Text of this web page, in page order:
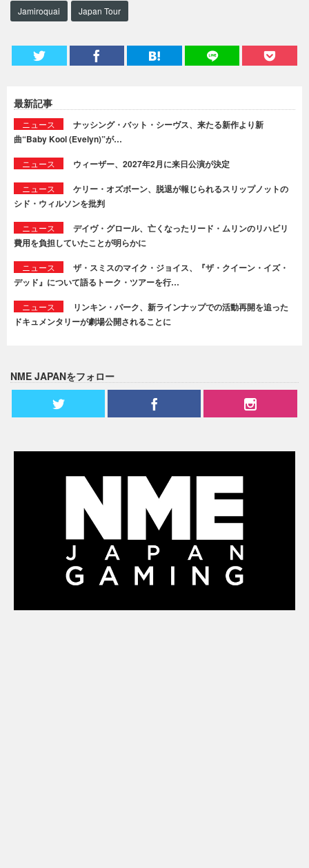
Jamiroquai Japan Tour
最新記事
ニュース
ナッシング・バット・シーヴス、来たる新作より新
曲“Baby Kool (Evelyn)”が…
ニュース ウィーザー、2027年2月に来日公演が決定
ニュース
ケリー・オズボーン、脱退が報じられるスリップノットの
シド・ウィルソンを批判
ニュース
デイヴ・グロール、亡くなったリード・ムリンのリハビリ
費用を負担していたことが明らかに
ニュース
ザ・スミスのマイク・ジョイス、『ザ・クイーン・イズ・
デッド』について語るトーク・ツアーを行…
ニュース
リンキン・パーク、新ラインナップでの活動再開を追った
ドキュメンタリーが劇場公開されることに
NME JAPANをフォロー